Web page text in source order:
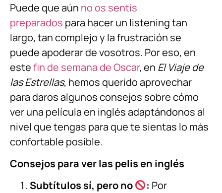
Puede que aún no os sentís
preparados para hacer un listening tan
largo, tan complejo y la frustración se
puede apoderar de vosotros. Por eso, en
estefin de semana de Oscar, en El Viaje de
las Estrellas, hemos querido aprovechar
para daros algunos consejos sobre cómo
ver una película en inglés adaptándonos al
nivel que tengas para que te sientas lo más
confortable posible.
Consejos para ver las pelis en inglés
Subtítulos sí, pero no
: Por